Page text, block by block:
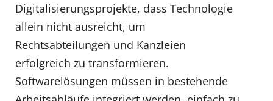
Digitalisierungsprojekte, dass Technologie
allein nicht ausreicht, um
Rechtsabteilungen und Kanzleien
erfolgreich zu transformieren.
Softwarelösungen müssen in bestehende